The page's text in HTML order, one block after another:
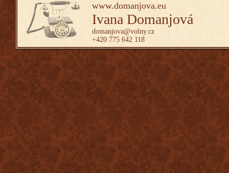
www.domanjova.eu
Ivana Domanjová
domanjova@volny.cz
+420 775 642 118